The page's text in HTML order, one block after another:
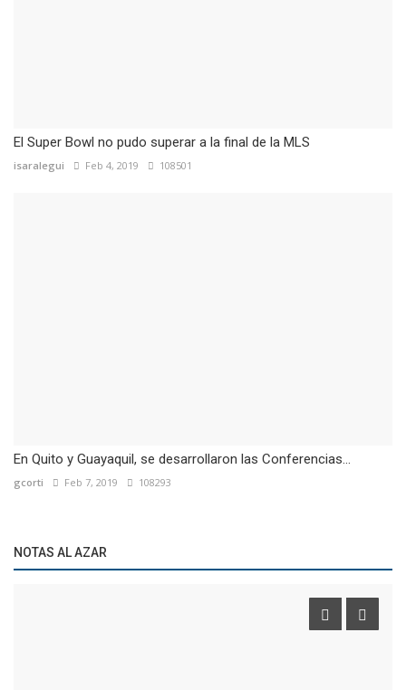
El Super Bowl no pudo superar a la final de la MLS
isaralegui Feb 4, 2019 108501
En Quito y Guayaquil, se desarrollaron las Conferencias...
gcorti Feb 7, 2019 108293
NOTAS AL AZAR